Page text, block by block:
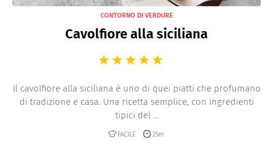
CONTORNO DI VERDURE
Cavolfiore alla siciliana
Il cavolfiore alla siciliana è uno di quei piatti che profumano
di tradizione e casa. Una ricetta semplice, con ingredienti
tipici del ...
FACILE 25m